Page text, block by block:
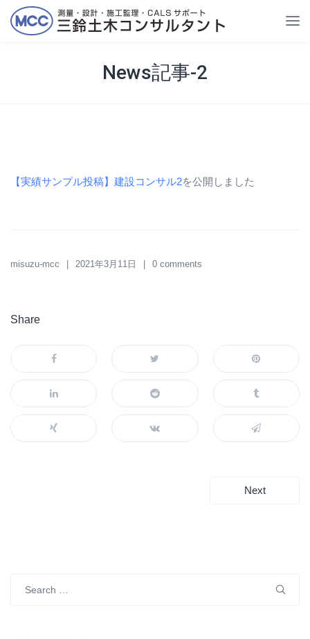
News記事-2
【実績サンプル投稿】建設コンサル2を公開しました
misuzu-mcc 2021年3月11日 0 comments
Share
ゲ
Next